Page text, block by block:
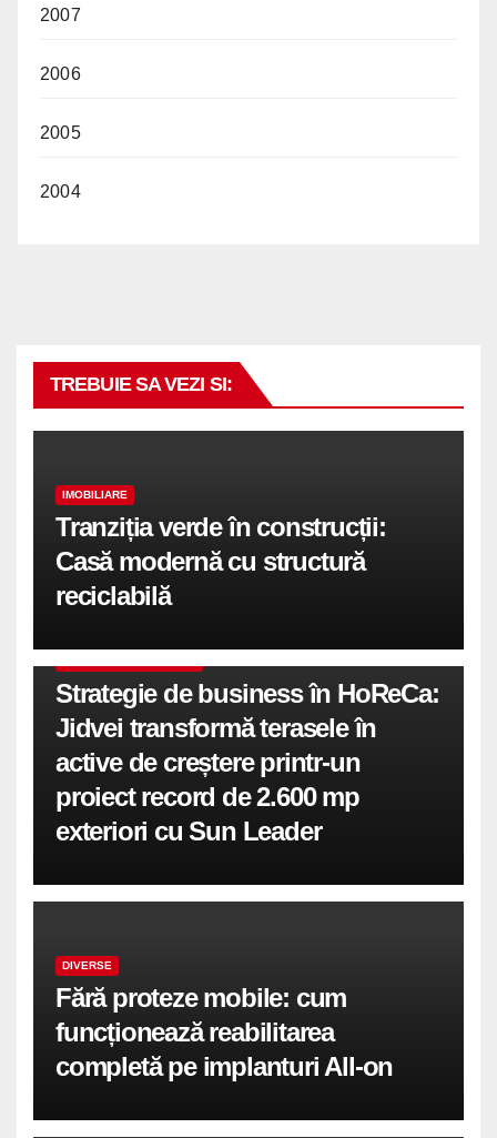
2007
2006
2005
2004
TREBUIE SA VEZI SI:
IMOBILIARE
Tranziția verde în construcții:
Casă modernă cu structură
reciclabilă
Strategie de business în HoReCa:
Jidvei transformă terasele în
active de creștere printr-un
proiect record de 2.600 mp
exteriori cu Sun Leader
DIVERSE
Fără proteze mobile: cum
funcționează reabilitarea
completă pe implanturi All-on